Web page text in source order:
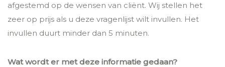
afgestemd op de wensen van cliënt. Wij stellen het
zeer op prijs als u deze vragenlijst wilt invullen. Het
invullen duurt minder dan 5 minuten.
Wat wordt er met deze informatie gedaan?